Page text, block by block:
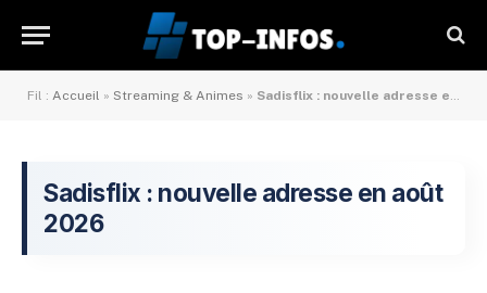
Fil : Accueil » Streaming & Animes » Sadisflix : nouvelle adresse en mai 2026
Sadisflix : nouvelle adresse en août
2026